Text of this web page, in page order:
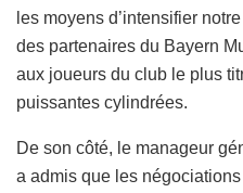
les moyens d’intensifier
des partenaires du Bayern
aux joueurs du club le plus
puissantes cylindrées.
De son côté, le manageur
a admis que les